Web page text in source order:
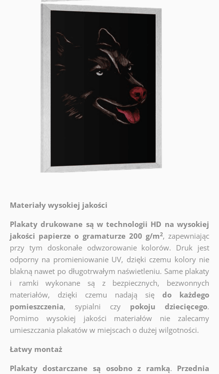
Materiały wysokiej jakości
Plakaty drukowane są w technologii HD na wysokiej
jakości papierze o gramaturze 200 g/m2, zapewniając
przy tym doskonałe odwzorowanie kolorów. Druk jest
odporny na promieniowanie UV, dzięki czemu kolory nie
blakną nawet po długotrwałym naświetleniu. Same plakaty
i ramki wykonane są z bezpiecznych, bezwonnych
materiałów, dzięki czemu nadają siędo każdego
pomieszczenia, sypialni czy pokoju dziecięcego.
Pomimo wysokiej jakości materiałów nie zalecamy
umieszczania plakatów w miejscach o dużej wilgotności.
Łatwy montaż
Plakaty dostarczane są osobno z ramką. Przednia